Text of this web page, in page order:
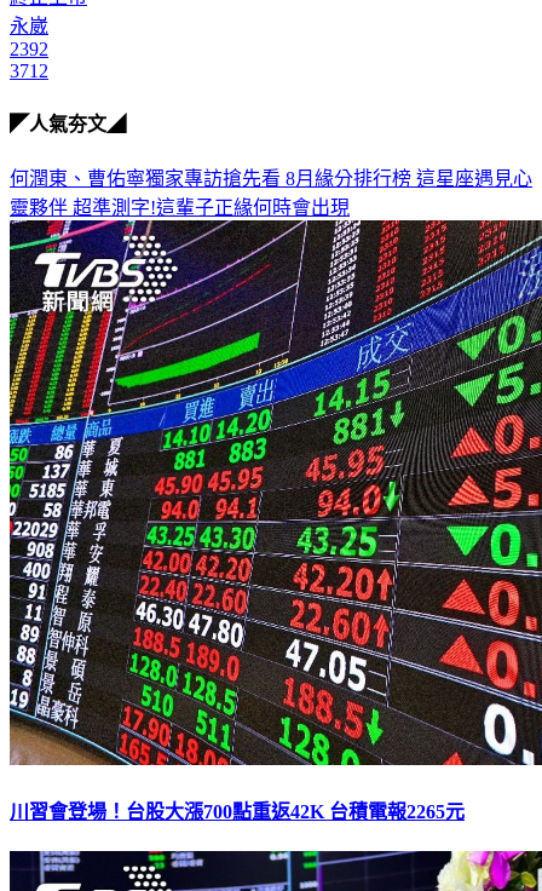
永崴
2392
3712
◤人氣夯文◢
何潤東、曹佑寧獨家專訪搶先看 8月緣分排行榜 這星座遇見心
靈夥伴 超準測字!這輩子正緣何時會出現
川習會登場！台股大漲700點重返42K 台積電報2265元